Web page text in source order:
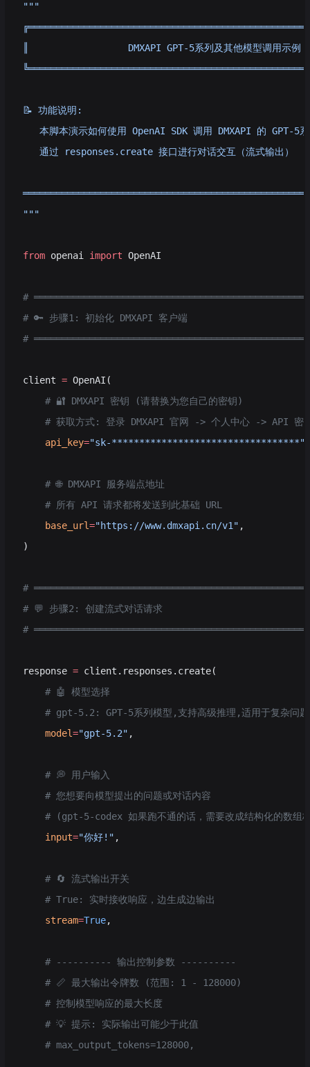
"""
║                  DMXAPI GPT-5系列及其他模型调用
📝 功能说明:
本脚本演示如何使用 OpenAI SDK 调用 DMXAPI 的 GPT-5系
   通过 responses.create 接口进行对话交互（流式输出）
"""
from openai import OpenAI
#
# 🔑 步骤1: 初始化 DMXAPI 客户端
#
client = OpenAI(
    # 🔐 DMXAPI 密钥 (请替换为您自己的密钥)
# 获取方式: 登录 DMXAPI 官网 -> 个人中心 -> API 密
    api_key
="sk-**********************************"
    # 🌐 DMXAPI 服务端点地址
    # 所有 API 请求都将发送到此基础 URL
    base_url
="https://www.dmxapi.cn/v1" ,
)
#
# 💬 步骤2: 创建流式对话请求
#
response = client.responses.create(
    # 🤖 模型选择
# gpt-5.2: GPT-5系列模型,支持高级推理,适用于复杂问题
    model
="gpt-5.2" ,
    # 💭 用户输入
    # 您想要向模型提出的问题或对话内容
# (gpt-5-codex 如果跑不通的话，需要改成结构化的数组
    input
="你好!" ,
    # 🔄 流式输出开关
    # True: 实时接收响应，边生成边输出
    stream
=True,
    # ---------- 输出控制参数 ----------
    # 📏 最大输出令牌数 (范围: 1 - 128000)
    # 控制模型响应的最大长度
    # 💡 提示: 实际输出可能少于此值
    # max_output_tokens=128000,